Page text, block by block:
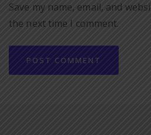
Save my name, email, and
the next time I comment.